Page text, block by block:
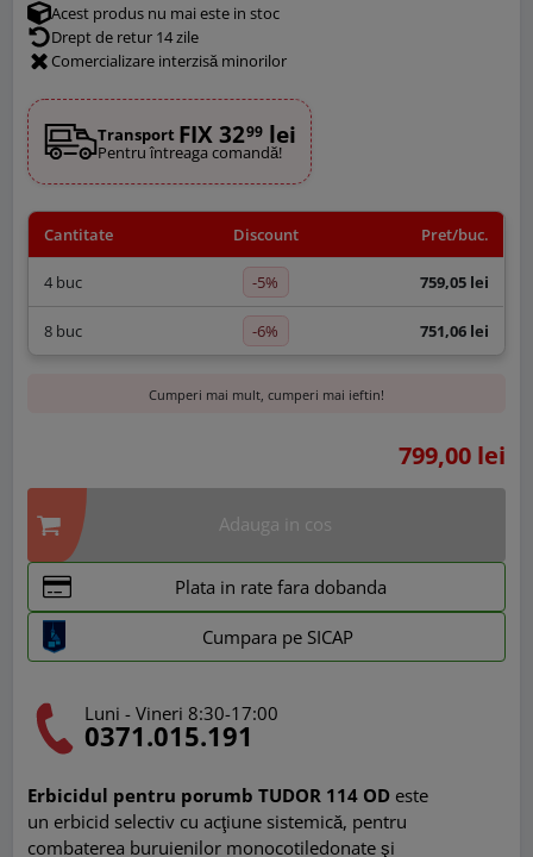
Acest produs nu mai este in stoc
Drept de retur 14 zile
Comercializare interzisă minorilor
Transport FIX 3299 lei
Pentru întreaga comandă!
Cantitate Discount Pret/buc.
4 buc -5% 759,05 lei
8 buc -6% 751,06 lei
Cumperi mai mult, cumperi mai ieftin!
799,00 lei
Adauga in cos
Plata in rate fara dobanda
Cumpara pe SICAP
Luni - Vineri 8:30-17:00
0371.015.191
Erbicidul pentru porumb TUDOR 114 OD este
un erbicid selectiv cu acţiune sistemică, pentru
combaterea buruienilor monocotiledonate şi